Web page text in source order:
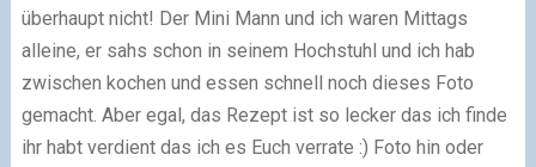
überhaupt nicht! Der Mini Mann und ich waren Mittags
alleine, er sahs schon in seinem Hochstuhl und ich hab
zwischen kochen und essen schnell noch dieses Foto
gemacht. Aber egal, das Rezept ist so lecker das ich finde
ihr habt verdient das ich es Euch verrate :) Foto hin oder